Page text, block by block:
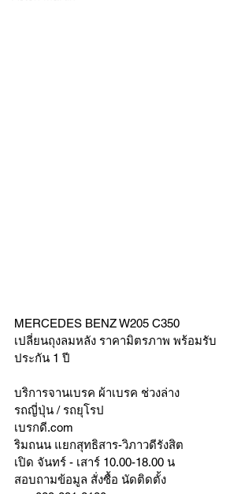
MERCEDES BENZ W205 C350
เปลี่ยนถุงลมหลัง ราคามิตรภาพ พร้อมรับ
ประกัน 1 ปี
บริการจานเบรค ผ้าเบรค ช่วงล่าง
รถญี่ปุ่น / รถยุโรป
เบรกดี.com
ริมถนน แยกสุทธิสาร-วิภาวดีรังสิต
เปิด จันทร์ - เสาร์ 10.00-18.00 น
สอบถามข้อมูล สั่งซื้อ นัดติดตั้ง